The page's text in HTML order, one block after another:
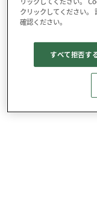
クリックしてください。
確認ください。
すべて拒否す